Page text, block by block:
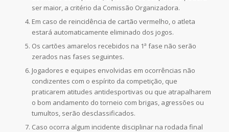
ser maior, a critério da Comissão Organizadora.
Em caso de reincidência de cartão vermelho, o atleta
estará automaticamente eliminado dos jogos.
Os cartões amarelos recebidos na 1ª fase não serão
zerados nas fases seguintes.
Jogadores e equipes envolvidas em ocorrências não
condizentes com o espírito da competição, que
praticarem atitudes antidesportivas ou que atrapalharem
o bom andamento do torneio com brigas, agressões ou
tumultos, serão desclassificados.
Caso ocorra algum incidente disciplinar na rodada final